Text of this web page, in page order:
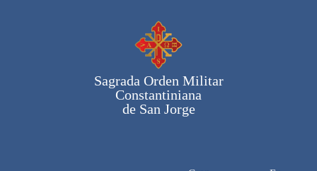
Sagrada Orden Militar
Constantiniana
de San Jorge